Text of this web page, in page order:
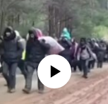
source